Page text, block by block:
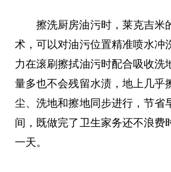
擦洗厨房油污时，莱克吉米
术，可以对油污位置精准喷水冲
力在滚刷擦拭油污时配合吸收洗
量多也不会残留水渍，地上几乎
尘、洗地和擦地同步进行，节省
间，既做完了卫生家务还不浪费
一天。